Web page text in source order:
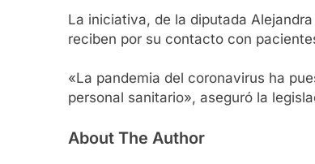
La iniciativa, de la diputada
reciben por su contacto con
«La pandemia del coronavirus ha
personal sanitario», aseguró la
About The Author